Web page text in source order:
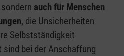
auch für Menschen
, die Unsicherheiten
Selbstständigkeit
bei der Anschaffung